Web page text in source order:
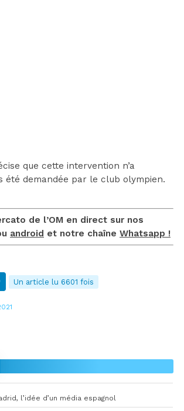
que cette intervention n’a
été demandée par le club olympien.
de l’OM en direct sur nos
android et notre chaîne Whatsapp !
Un article lu 6601 fois
l’idée d’un média espagnol